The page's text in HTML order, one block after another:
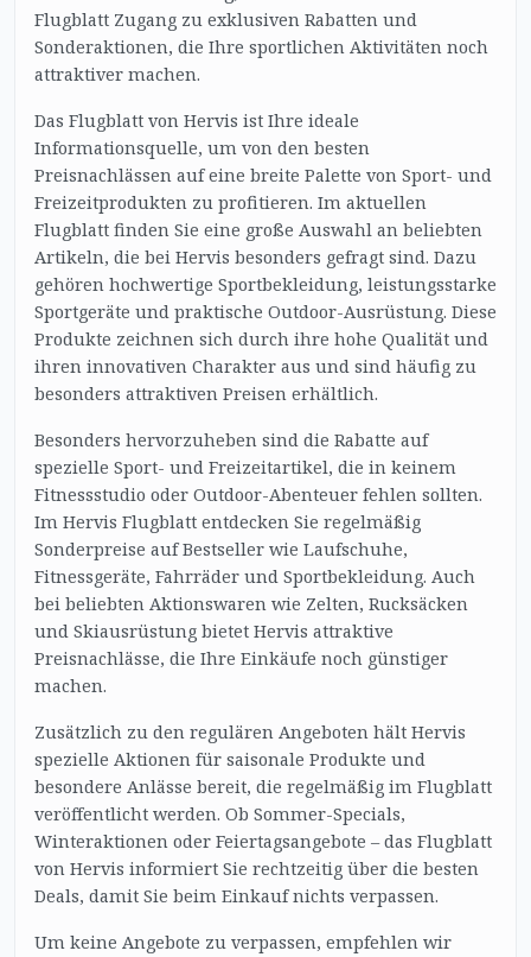
Flugblatt Zugang zu exklusiven Rabatten und
Sonderaktionen, die Ihre sportlichen Aktivitäten noch
attraktiver machen.
Das Flugblatt von Hervis ist Ihre ideale
Informationsquelle, um von den besten
Preisnachlässen auf eine breite Palette von Sport- und
Freizeitprodukten zu profitieren. Im aktuellen
Flugblatt finden Sie eine große Auswahl an beliebten
Artikeln, die bei Hervis besonders gefragt sind. Dazu
gehören hochwertige Sportbekleidung, leistungsstarke
Sportgeräte und praktische Outdoor-Ausrüstung. Diese
Produkte zeichnen sich durch ihre hohe Qualität und
ihren innovativen Charakter aus und sind häufig zu
besonders attraktiven Preisen erhältlich.
Besonders hervorzuheben sind die Rabatte auf
spezielle Sport- und Freizeitartikel, die in keinem
Fitnessstudio oder Outdoor-Abenteuer fehlen sollten.
Im Hervis Flugblatt entdecken Sie regelmäßig
Sonderpreise auf Bestseller wie Laufschuhe,
Fitnessgeräte, Fahrräder und Sportbekleidung. Auch
bei beliebten Aktionswaren wie Zelten, Rucksäcken
und Skiausrüstung bietet Hervis attraktive
Preisnachlässe, die Ihre Einkäufe noch günstiger
machen.
Zusätzlich zu den regulären Angeboten hält Hervis
spezielle Aktionen für saisonale Produkte und
besondere Anlässe bereit, die regelmäßig im Flugblatt
veröffentlicht werden. Ob Sommer-Specials,
Winteraktionen oder Feiertagsangebote – das Flugblatt
von Hervis informiert Sie rechtzeitig über die besten
Deals, damit Sie beim Einkauf nichts verpassen.
Um keine Angebote zu verpassen, empfehlen wir